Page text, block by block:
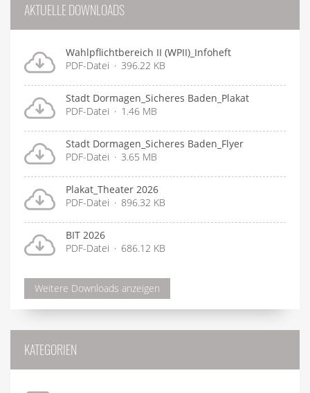
AKTUELLE DOWNLOADS
Wahlpflichtbereich II (WPII)_Infoheft
PDF-Datei
396.22 KB
Stadt Dormagen_Sicheres Baden_Plakat
PDF-Datei
1.46 MB
Stadt Dormagen_Sicheres Baden_Flyer
PDF-Datei
3.65 MB
Plakat_Theater 2026
PDF-Datei
896.32 KB
BIT 2026
PDF-Datei
686.12 KB
Weitere Downloads anzeigen
KATEGORIEN